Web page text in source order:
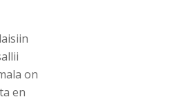
on
en